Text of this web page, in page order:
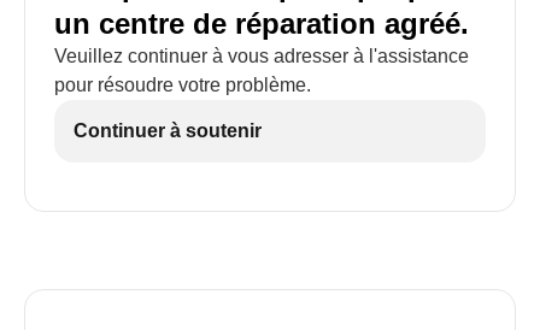
un centre de réparation agréé.
Veuillez continuer à vous adresser à l'assistance
pour résoudre votre problème.
Continuer à soutenir